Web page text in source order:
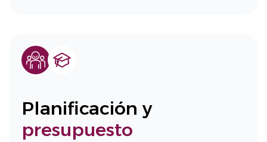
Planificación y
presupuesto